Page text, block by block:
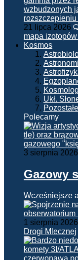
21 lipca 2026
mapa
Kosmos
Ukł.
Pozostałe
Polecamy
3 sierpnia 2026
Gazowy
Wcześniejsze
1 sierpnia 2026
Drogi Mlecznej